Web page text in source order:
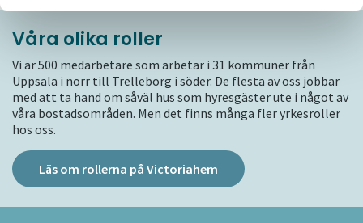
Våra olika roller
Vi är 500 medarbetare som arbetar i 31 kommuner från
Uppsala i norr till Trelleborg i söder. De flesta av oss jobbar
med att ta hand om såväl hus som hyresgäster ute i något av
våra bostadsområden. Men det finns många fler yrkesroller
hos oss.
Läs om rollerna på Victoriahem